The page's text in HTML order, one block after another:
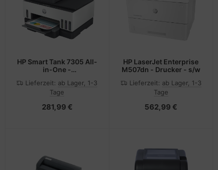
HP Smart Tank 7305 All-
in-One -
Farbe - Tintenstrahl -
nachfüllbar - Letter A
Lieferzeit: ab Lager, 1-3
Tage
281,99 €
HP LaserJet Enterprise
M507dn - Drucker - s/w
Lieferzeit: ab Lager, 1-3
Tage
562,99 €